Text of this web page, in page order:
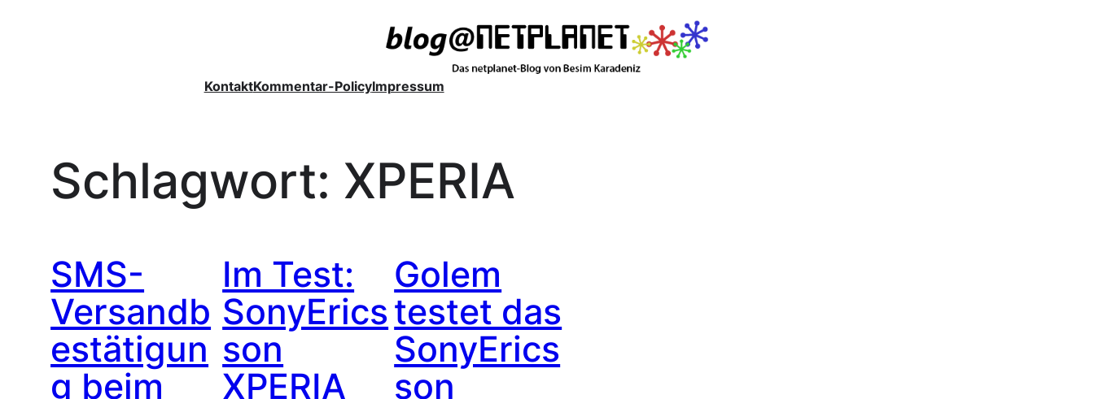
KontaktKommentar-PolicyImpressum
Schlagwort: XPERIA
SMS-
Versandb
estätigun
g beim
Im Test:
SonyErics
son
XPERIA
Golem
testet das
SonyErics
son